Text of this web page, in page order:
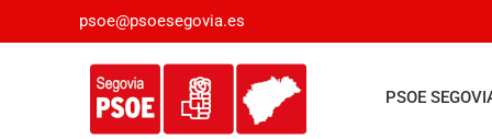
psoe@psoesegovia.es
PSOE